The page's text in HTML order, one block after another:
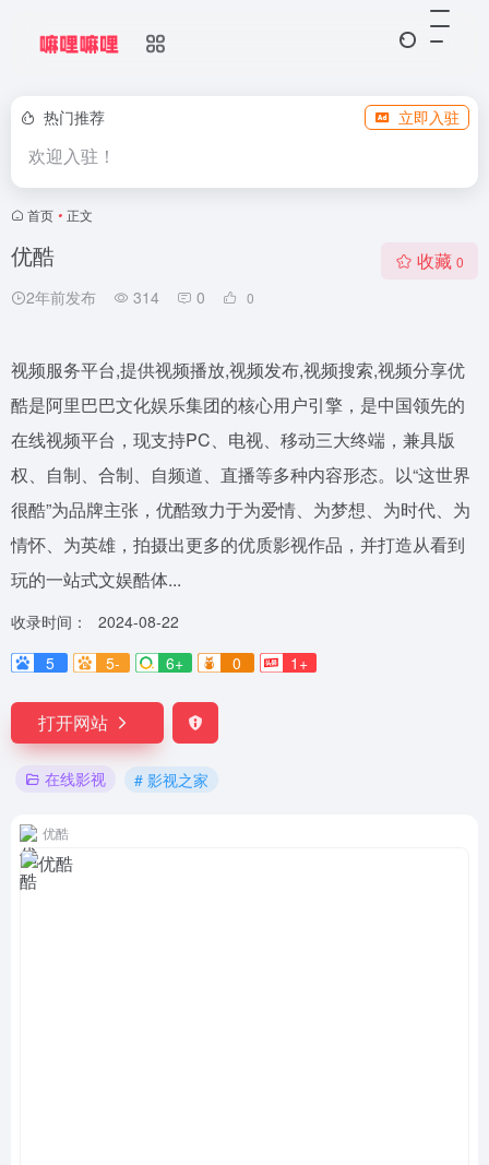
热门推荐 立即入驻
欢迎入驻！
首页 • 正文
优酷
2年前发布 314 0 0
收藏 0
视频服务平台,提供视频播放,视频发布,视频搜索,视频分享优
酷是阿里巴巴文化娱乐集团的核心用户引擎，是中国领先的
在线视频平台，现支持PC、电视、移动三大终端，兼具版
权、自制、合制、自频道、直播等多种内容形态。以“这世界
很酷”为品牌主张，优酷致力于为爱情、为梦想、为时代、为
情怀、为英雄，拍摄出更多的优质影视作品，并打造从看到
玩的一站式文娱酷体...
收录时间：
2024-08-22
5
5- 6+ 0 1+
打开网站
在线影视 # 影视之家
优酷